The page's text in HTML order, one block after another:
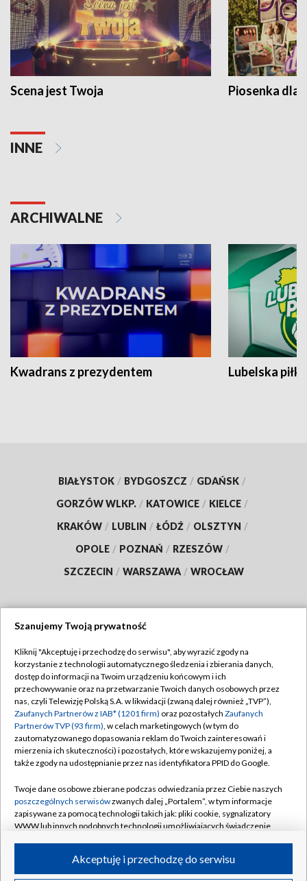
Scena jest Twoja Piosenka dla
INNE
ARCHIWALNE
Kwadrans z prezydentem Lubelska piłka
BIAŁYSTOK / BYDGOSZCZ / GDAŃSK /
GORZÓW WLKP. / KATOWICE / KIELCE /
KRAKÓW / LUBLIN / ŁÓDŹ / OLSZTYN /
OPOLE / POZNAŃ / RZESZÓW /
SZCZECIN / WARSZAWA / WROCŁAW
TVP
Abonament TVP
Emisja w TVP
Centrum informacji TVP
Naziemna Telewizja Cyfrowa
Rada Programowa
System NOS
Informacje o nadawcy
Program dla prasy
Regulamin TVP
Polityka prywatności
Moje zgody
Pomoc
Kontakt
Kanały
Szanujemy Twoją prywatność
Kliknij "Akceptuję i przechodzę do serwisu", aby wyrazić zgody na
korzystanie z technologii automatycznego śledzenia i zbierania danych,
dostęp do informacji na Twoim urządzeniu końcowym i ich
przechowywanie oraz na przetwarzanie Twoich danych osobowych przez
nas, czyli Telewizję Polską S.A. w likwidacji (zwaną dalej również „TVP”),
Zaufanych Partnerów z IAB* (1201 firm) oraz pozostałych Zaufanych
Partnerów TVP (93 firm), w celach marketingowych (w tym do
zautomatyzowanego dopasowania reklam do Twoich zainteresowań i
mierzenia ich skuteczności) i pozostałych, które wskazujemy poniżej, a
także zgody na udostępnianie przez nas identyfikatora PPID do Google.
Twoje dane osobowe zbierane podczas odwiedzania przez Ciebie naszych
poszczególnych serwisówzwanych dalej „Portalem”, w tym informacje
zapisywane za pomocą technologii takich jak: pliki cookie, sygnalizatory
WWW lub innych podobnych technologii umożliwiających świadczenie
ruchu w Internecie.Akceptuję i przechodzę do serwisu